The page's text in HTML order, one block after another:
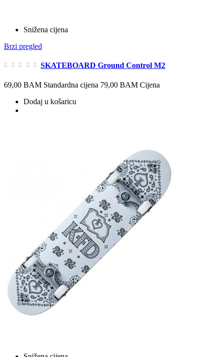
Snižena cijena
Brzi pregled
SKATEBOARD Ground Control M2
69,00 BAM Standardna cijena 79,00 BAM Cijena
Dodaj u košaricu